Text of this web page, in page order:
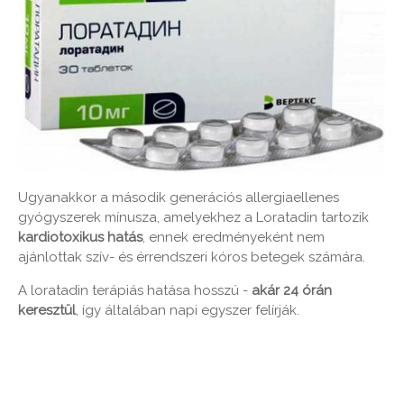
Ugyanakkor a második generációs allergiaellenes
gyógyszerek mínusza, amelyekhez a Loratadin tartozik
kardiotoxikus hatás, ennek eredményeként nem
ajánlottak szív- és érrendszeri kóros betegek számára.
A loratadin terápiás hatása hosszú - akár 24 órán
keresztül, így általában napi egyszer felírják.